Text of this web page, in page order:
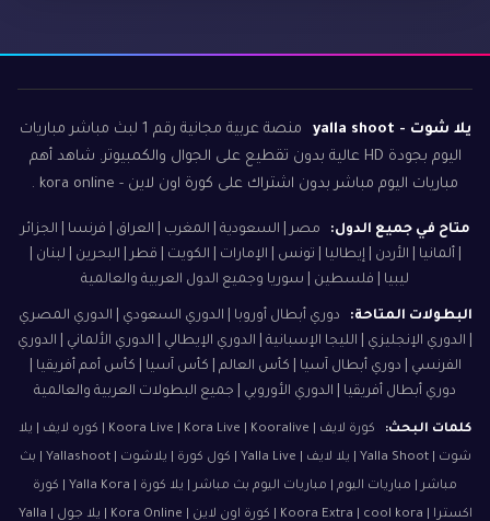
يلا شوت - yalla shoot
منصة عربية مجانية رقم 1 لبث مباشر مباريات
اليوم بجودة HD عالية بدون تقطيع على الجوال والكمبيوتر. شاهد أهم
مباريات اليوم مباشر بدون اشتراك على كورة اون لاين - kora online .
متاح في جميع الدول:
مصر | السعودية | المغرب | العراق | فرنسا | الجزائر
| ألمانيا | الأردن | إيطاليا | تونس | الإمارات | الكويت | قطر | البحرين | لبنان |
ليبيا | فلسطين | سوريا وجميع الدول العربية والعالمية
البطولات المتاحة:
دوري أبطال أوروبا | الدوري السعودي | الدوري المصري
| الدوري الإنجليزي | الليجا الإسبانية | الدوري الإيطالي | الدوري الألماني | الدوري
الفرنسي | دوري أبطال آسيا | كأس العالم | كأس آسيا | كأس أمم أفريقيا |
دوري أبطال أفريقيا | الدوري الأوروبي | جميع البطولات العربية والعالمية
كلمات البحث:
كورة لايف | Koora Live | Kora Live | Kooralive | كوره لايف | يلا
شوت | Yalla Shoot | يلا لايف | Yalla Live | كول كورة | يلاشوت | Yallashoot | بث
مباشر | مباريات اليوم | مباريات اليوم بث مباشر | يلا كورة | Yalla Kora | كورة
اكسترا | Koora Extra | cool kora | كورة اون لاين | Kora Online | يلا جول | Yalla